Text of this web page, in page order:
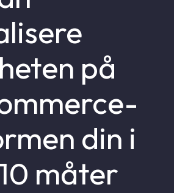
på
din i
måter